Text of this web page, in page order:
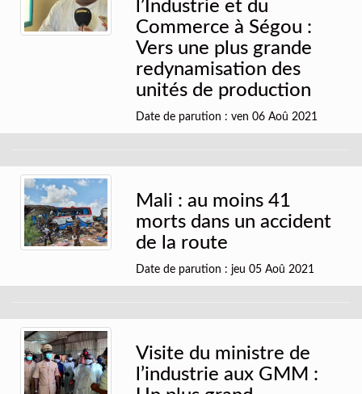
l’Industrie et du
Commerce à Ségou :
Vers une plus grande
redynamisation des
unités de production
Date de parution : ven 06 Aoû 2021
Mali : au moins 41
morts dans un accident
de la route
Date de parution : jeu 05 Aoû 2021
Visite du ministre de
l’industrie aux GMM :